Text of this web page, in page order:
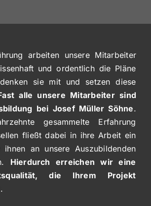
arbeiten unsere Mitarbeiter
und ordentlich die Pläne
sie mit und setzen diese
alle unsere Mitarbeiter sind
bei Josef Müller Söhne.
gesammelte Erfahrung
fließt dabei in ihre Arbeit ein
an unsere Auszubildenden
Hierdurch erreichen wir eine
die Ihrem Projekt
.